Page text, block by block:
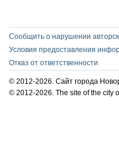
Сообщить о нарушении
Условия предоставления
Отказ от ответственности
© 2012-2026. Сайт города
© 2012-2026. The site of the city